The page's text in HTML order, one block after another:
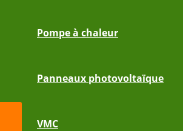
Pompe à chaleur
Panneaux photovoltaïque
VMC